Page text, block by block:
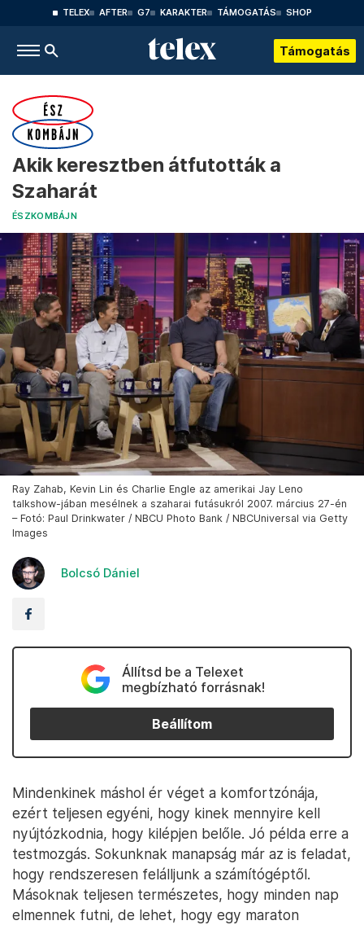
TELEX AFTER G7 KARAKTER TÁMOGATÁS SHOP
Támogatás
Akik keresztben átfutották a
Szaharát
ÉSZKOMBÁJN
Ray Zahab, Kevin Lin és Charlie Engle az amerikai Jay Leno
talkshow-jában mesélnek a szaharai futásukról 2007. március 27-én
– Fotó: Paul Drinkwater / NBCU Photo Bank / NBCUniversal via Getty
Images
Bolcsó Dániel
Állítsd be a Telexet
megbízható forrásnak!
Beállítom
Mindenkinek máshol ér véget a komfortzónája,
ezért teljesen egyéni, hogy kinek mennyire kell
nyújtózkodnia, hogy kilépjen belőle. Jó példa erre a
testmozgás. Sokunknak manapság már az is feladat,
hogy rendszeresen felálljunk a számítógéptől.
Másoknak teljesen természetes, hogy minden nap
elmennek futni, de lehet, hogy egy maraton